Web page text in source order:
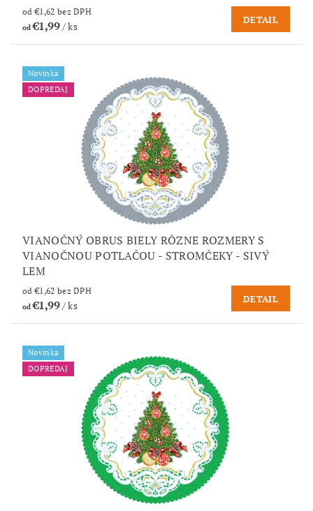
od €1,62 bez DPH
od€1,99/ ks
DETAIL
Novinka
DOPREDAJ
VIANOČNÝ OBRUS BIELY RÔZNE ROZMERY S
VIANOČNOU POTLAČOU - STROMČEKY - SIVÝ
LEM
od €1,62 bez DPH
od€1,99/ ks
DETAIL
Novinka
DOPREDAJ